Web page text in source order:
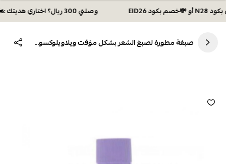
وصلتي 300 ريال؟ اختاري هديتك :🏍 شحن مجاني بكود N28 أو 💸خصم بكود EID26
صبغة مطورة لصبغ الشعر بشكل مؤقت ويلاويلوكسون 9% لتفتيح الشعر اللون الاشقر والاحمر الزاهي 60مل